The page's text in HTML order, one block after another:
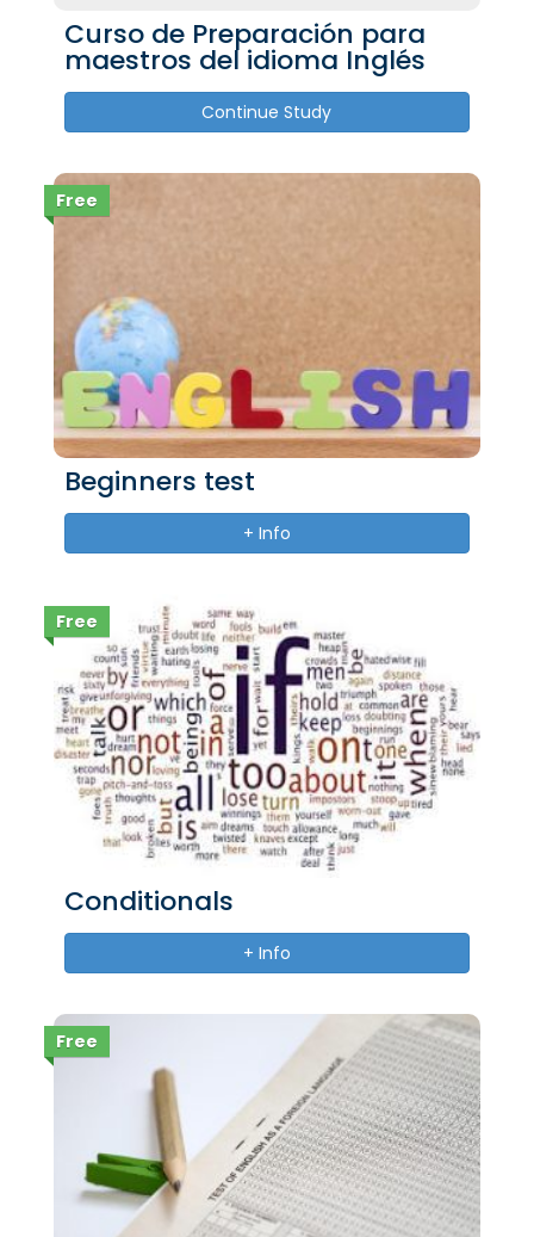
Curso de Preparación para
maestros del idioma Inglés
Continue Study
Free
Beginners test
+ Info
Free
Conditionals
+ Info
Free